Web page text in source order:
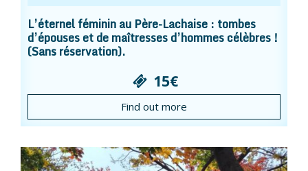
L’éternel féminin au Père-Lachaise : tombes
d’épouses et de maîtresses d’hommes célèbres !
(Sans réservation).
15€
Find out more